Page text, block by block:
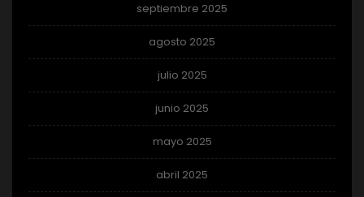
septiembre 2025
agosto 2025
julio 2025
junio 2025
mayo 2025
abril 2025